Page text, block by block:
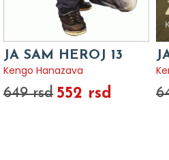
JA SAM HEROJ 13
Kengo Hanazava
649 rsd 552 rsd